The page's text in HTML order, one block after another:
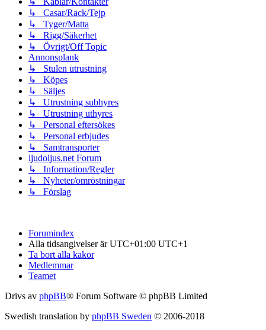
↳ Casar/Rack/Tejp
↳ Tyger/Matta
↳ Rigg/Säkerhet
↳ Övrigt/Off Topic
Annonsplank
↳ Stulen utrustning
↳ Köpes
↳ Säljes
↳ Utrustning subhyres
↳ Utrustning uthyres
↳ Personal eftersökes
↳ Personal erbjudes
↳ Samtransporter
ljudoljus.net Forum
↳ Information/Regler
↳ Nyheter/omröstningar
↳ Förslag
Forumindex
Alla tidsangivelser är UTC+01:00 UTC+1
Ta bort alla kakor
Medlemmar
Teamet
Drivs av phpBB® Forum Software © phpBB Limited
Swedish translation by phpBB Sweden © 2006-2018